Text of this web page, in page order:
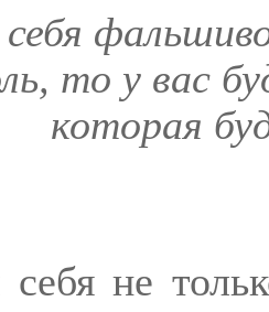
то у вас
которая
не